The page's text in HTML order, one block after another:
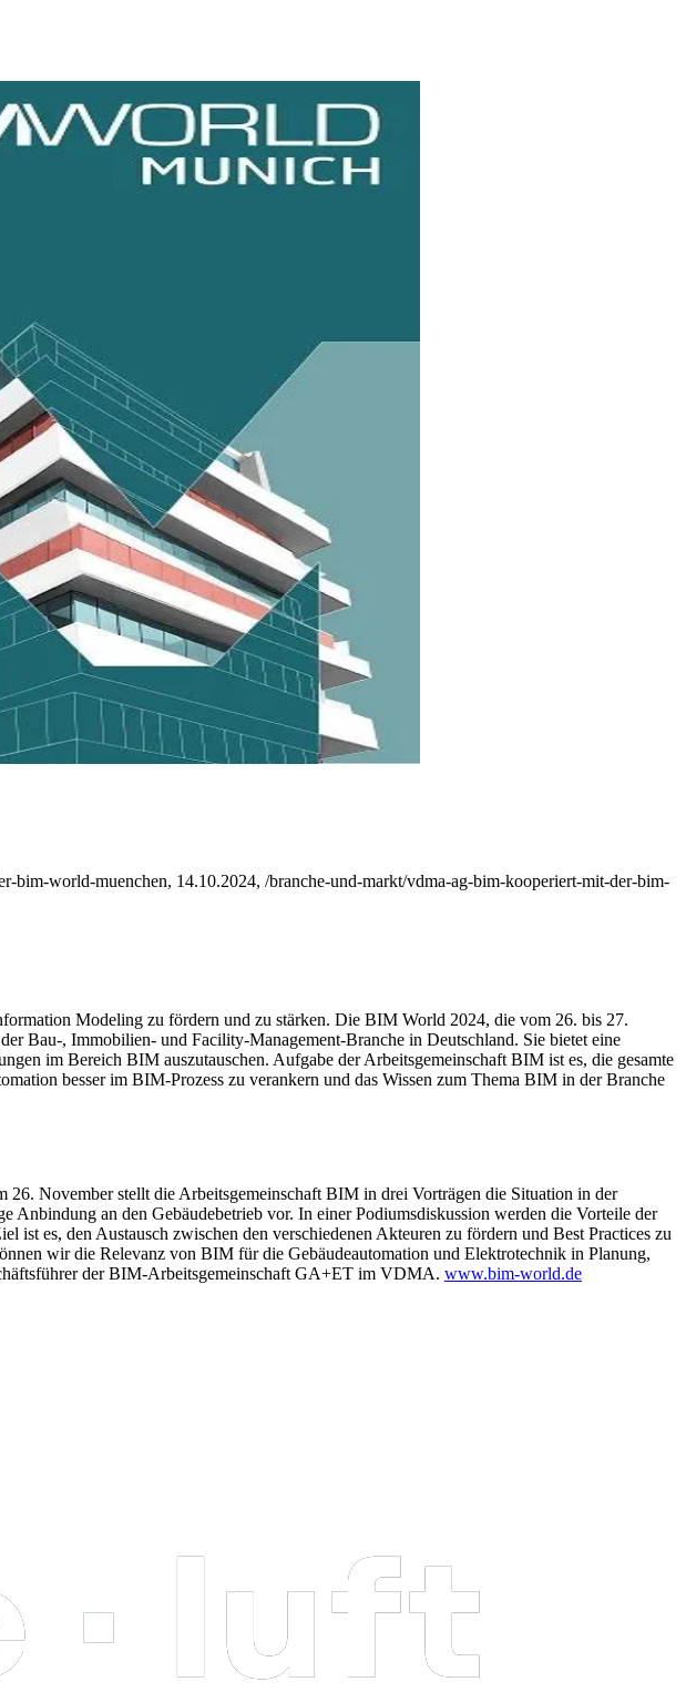
world-muenchen, 14.10.2024, /branche-und-markt/vdma-ag-bim-kooperiert-mit-der-bim-
Modeling zu fördern und zu stärken. Die BIM World 2024, die vom 26. bis 27.
Bau-, Immobilien- und Facility-Management-Branche in Deutschland. Sie bietet eine
im Bereich BIM auszutauschen. Aufgabe der Arbeitsgemeinschaft BIM ist es, die gesamte
besser im BIM-Prozess zu verankern und das Wissen zum Thema BIM in der Branche
November stellt die Arbeitsgemeinschaft BIM in drei Vorträgen die Situation in der
an den Gebäudebetrieb vor. In einer Podiumsdiskussion werden die Vorteile der
es, den Austausch zwischen den verschiedenen Akteuren zu fördern und Best Practices zu
wir die Relevanz von BIM für die Gebäudeautomation und Elektrotechnik in Planung,
der BIM-Arbeitsgemeinschaft GA+ET im VDMA. www.bim-world.de